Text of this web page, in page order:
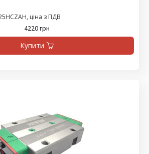
ціна з ПДВ
4220 грн
Купити